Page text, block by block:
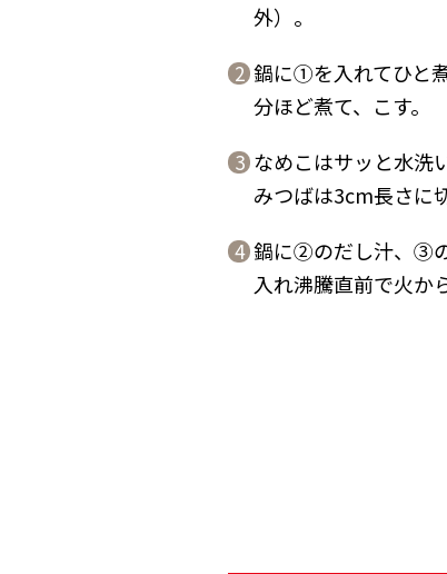
外）。
2 鍋に①を入れてひと
分ほど煮て、こす。
3 なめこはサッと水洗
みつばは3cm長さに
4 鍋に②のだし汁、③
入れ沸騰直前で火か